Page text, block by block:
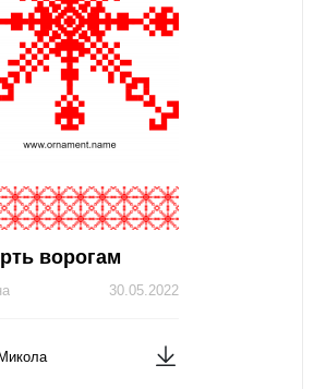
ворогам
30.05.2022
Микола